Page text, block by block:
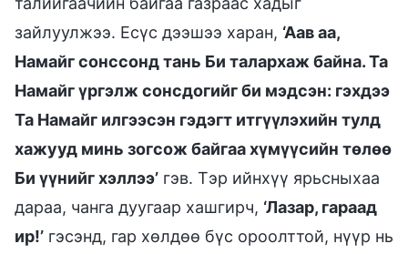
зайлуулжээ. Есүс дээшээ харан, ‘Аав аа,
Намайг сонссонд тань Би талархаж байна. Та
Намайг үргэлж сонсдогийг би мэдсэн: гэхдээ
Та Намайг илгээсэн гэдэгт итгүүлэхийн тулд
хажууд минь зогсож байгаа хүмүүсийн төлөө
Би үүнийг хэллээ’ гэв. Тэр ийнхүү ярьсныхаа
дараа, чанга дуугаар хашгирч, ‘Лазар, гараад
ир!’ гэсэнд, гар хөлдөө бүс ороолттой, нүүр нь